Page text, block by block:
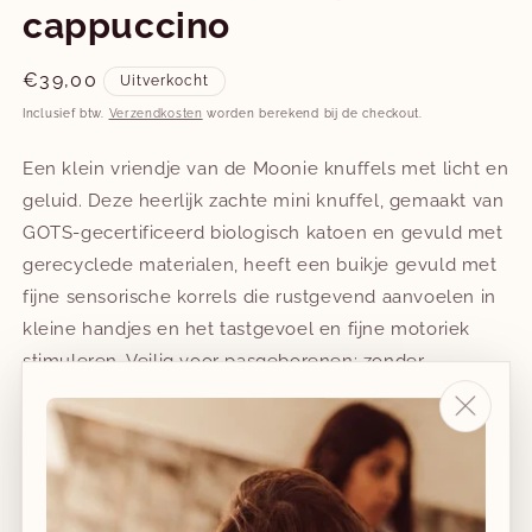
cappuccino
Normale
prijs
€39,00 Uitverkocht
Inclusief btw. Verzendkosten worden berekend bij de checkout.
Een klein vriendje van de Moonie knuffels met licht en
geluid. Deze heerlijk zachte mini knuffel, gemaakt van
GOTS-gecertificeerd biologisch katoen en gevuld met
gerecyclede materialen, heeft een buikje gevuld met
fijne sensorische korrels die rustgevend aanvoelen in
kleine handjes en het tastgevoel en fijne motoriek
stimuleren. Veilig voor pasgeborenen: zonder
pesticiden, toxische stoffen of GMO’s. Gemaakt in
Europa.
Knuffel: 100% biologisch katoen en vulling: 100% polyester.
Hoogte: 21 cm.